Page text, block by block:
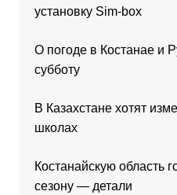
установку Sim-box
О погоде в Костанае и
субботу
В Казахстане хотят
школах
Костанайскую область
сезону — детали